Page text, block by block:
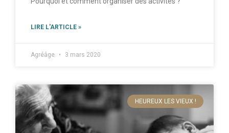
LIRE L'ARTICLE »
Agréâge 3 mars 2020
HEUREUX LES VIEUX !